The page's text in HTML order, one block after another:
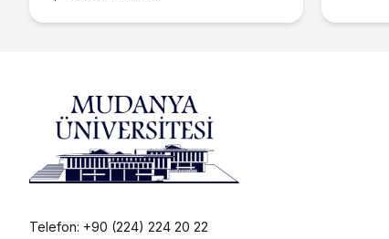
Telefon: +90 (224) 224 20 22